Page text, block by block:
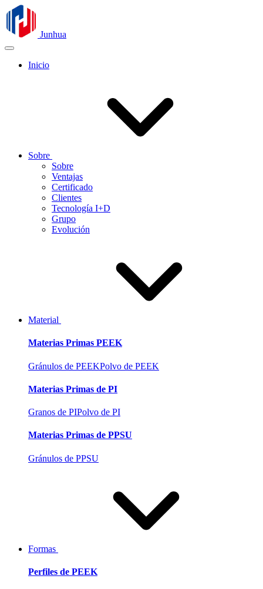
Junhua
Inicio
Sobre
Sobre
Ventajas
Certificado
Clientes
Tecnología I+D
Grupo
Evolución
Material
Materias Primas PEEK
Gránulos de PEEKPolvo de PEEK
Materias Primas de PI
Granos de PIPolvo de PI
Materias Primas de PPSU
Gránulos de PPSU
Formas
Perfiles de PEEK